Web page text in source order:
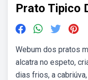
Prato Tipico
Webum dos pratos
alcatra no espeto,
dias frios, a